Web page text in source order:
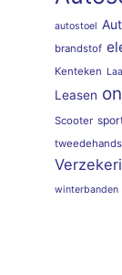
autostoel
brandstof
Kenteken
Leasen
Scooter
tweedehands
winterbanden